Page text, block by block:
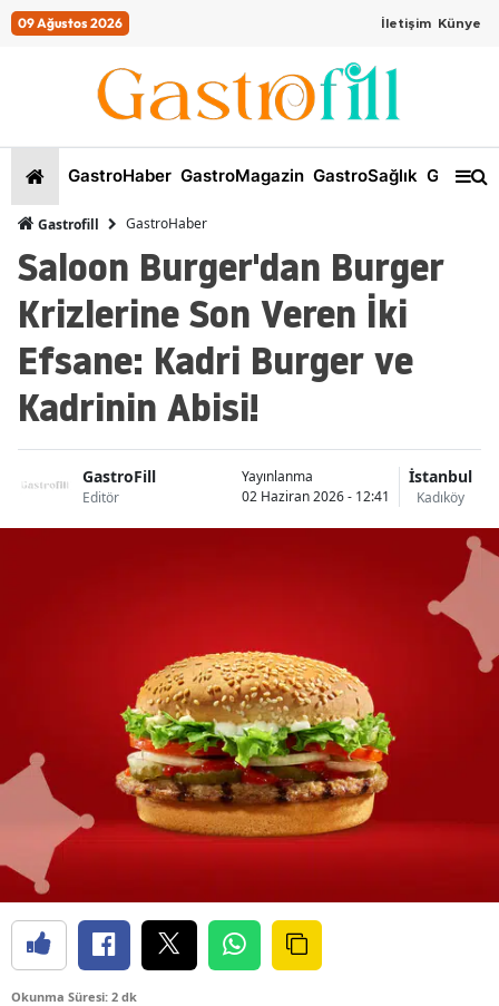
09 Ağustos 2026 İletişim Künye
GastroHaber GastroMagazin GastroSağlık
Gastrofill GastroHaber
Saloon Burger'dan Burger
Krizlerine Son Veren İki
Efsane: Kadri Burger ve
Kadrinin Abisi!
GastroFill
Editör
Yayınlanma
02 Haziran 2026 - 12:41
İstanbul
Kadıköy
Okunma Süresi: 2 dk